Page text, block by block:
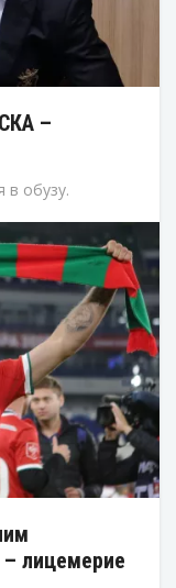
–
в обузу.
лицемерие